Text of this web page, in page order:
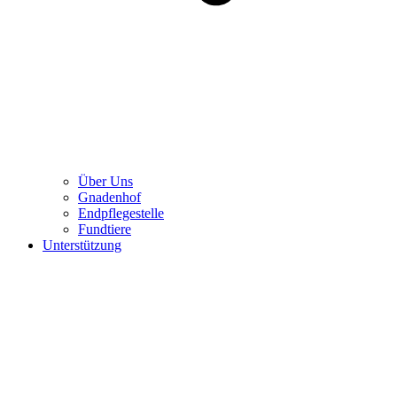
Über Uns
Gnadenhof
Endpflegestelle
Fundtiere
Unterstützung